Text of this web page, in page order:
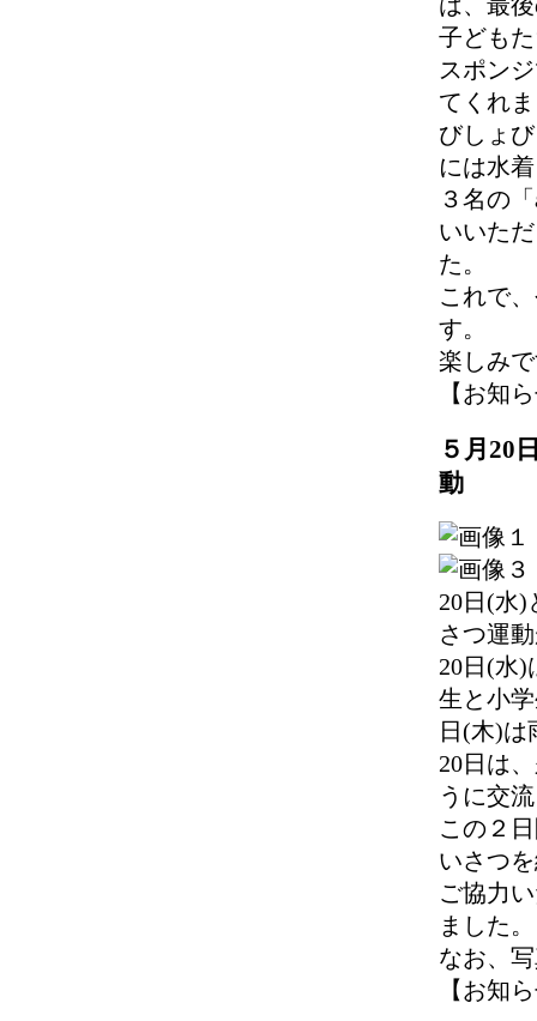
子ども
スポン
てくれ
びしょ
には水
３名の
いいた
た。
これで
す。
楽しみ
【お知
５月20
動
20日(水)
さつ運
20日(水)
生と小
日(木)
20日は
うに交
この２
いさつ
ご協力
ました。
なお、
【お知